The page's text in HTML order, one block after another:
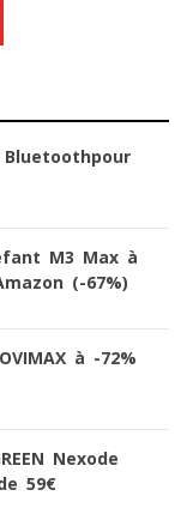
M3 Max à
(-67%)
à -72%
Nexode
59€